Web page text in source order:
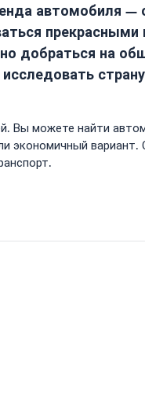
автомобиля —
добраться на
Вы можете найти
экономичный